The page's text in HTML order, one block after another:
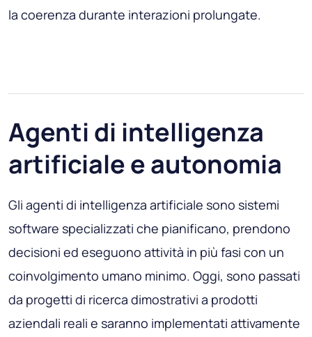
la coerenza durante interazioni prolungate.
Agenti di intelligenza
artificiale e autonomia
Gli agenti di intelligenza artificiale sono sistemi
software specializzati che pianificano, prendono
decisioni ed eseguono attività in più fasi con un
coinvolgimento umano minimo. Oggi, sono passati
da progetti di ricerca dimostrativi a prodotti
aziendali reali e saranno implementati attivamente